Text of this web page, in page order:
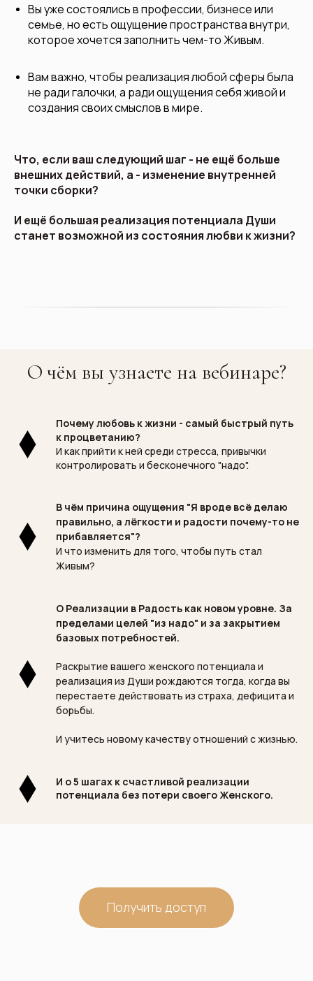
Вы уже состоялись в профессии, бизнесе или
семье, но есть ощущение пространства внутри,
которое хочется заполнить чем-то Живым.
Вам важно, чтобы реализация любой сферы была
не ради галочки, а ради ощущения себя живой и
создания своих смыслов в мире.
Что, если ваш следующий шаг - не ещё больше
внешних действий, а - изменение внутренней
точки сборки?
И ещё большая реализация потенциала Души
станет возможной из состояния любви к жизни?
О чём вы узнаете на вебинаре?
Почему любовь к жизни - самый быстрый путь
к процветанию?
И как прийти к ней среди стресса, привычки
контролировать и бесконечного "надо".
В чём причина ощущения "Я вроде всё делаю
правильно, а лёгкости и радости почему-то не
прибавляется"?
И что изменить для того, чтобы путь стал
Живым?
О Реализации в Радость как новом уровне. За
пределами целей "из надо" и за закрытием
базовых потребностей.
Раскрытие вашего женского потенциала и
реализация из Души рождаются тогда, когда вы
перестаете действовать из страха, дефицита и
борьбы.
И учитесь новому качеству отношений с жизнью.
И о 5 шагах к счастливой реализации
потенциала без потери своего Женского.
Получить доступ